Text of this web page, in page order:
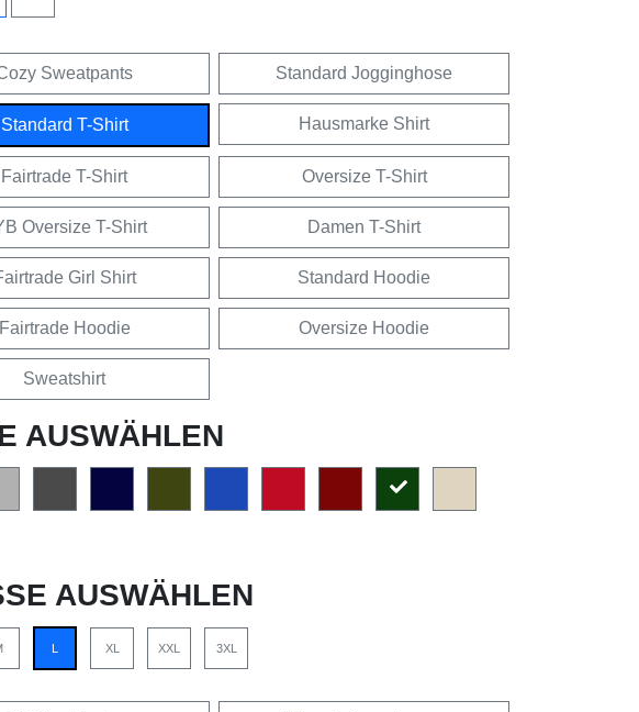
Sweatpants Standard Jogginghose
Standard T-Shirt Hausmarke Shirt
Fairtrade T-Shirt Oversize T-Shirt
Oversize T-Shirt Damen T-Shirt
Girl Shirt Standard Hoodie
Fairtrade Hoodie Oversize Hoodie
Sweatshirt
AUSWÄHLEN
AUSWÄHLEN
L XL XXL 3XL